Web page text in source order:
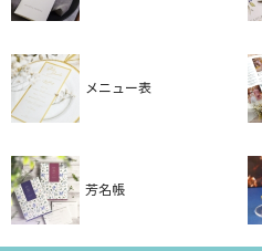
メニュー表
芳名帳